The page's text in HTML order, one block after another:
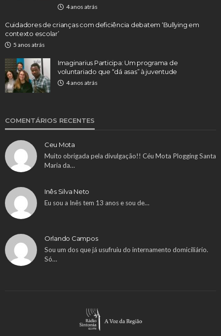
4 anos atrás
Cuidadores de crianças com deficiência debatem ‘Bullying em
contexto escolar’
5 anos atrás
Imaginarius Participa: Um programa de
voluntariado que “dá asas” à juventude
4 anos atrás
COMENTÁRIOS RECENTES
Ceu Mota
Muito obrigada pela divulgação!! Céu Mota Plogging Santa
Maria da…
Inês Silva Neto
Eu sou a Inês tem 13 anos e sou de…
Orlando Campos
Sou um dos que já usufruiu do internamento domiciliário.
Só…